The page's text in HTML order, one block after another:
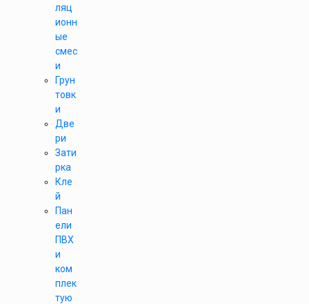
ляц
ионн
ые
смес
и
Грун
товк
и
Две
ри
Зати
рка
Кле
й
Пан
ели
ПВХ
и
ком
плек
тую